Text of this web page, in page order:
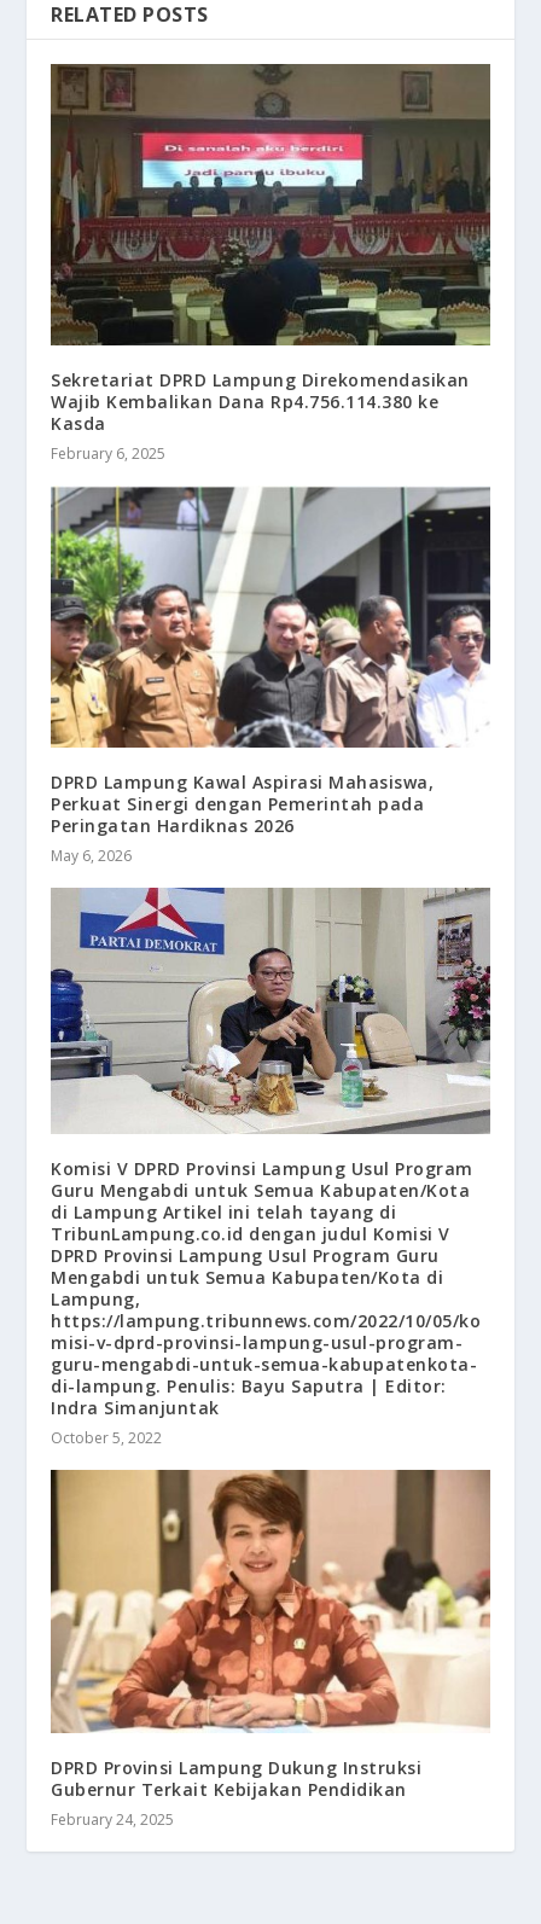
RELATED POSTS
Sekretariat DPRD Lampung Direkomendasikan
Wajib Kembalikan Dana Rp4.756.114.380 ke
Kasda
February 6, 2025
DPRD Lampung Kawal Aspirasi Mahasiswa,
Perkuat Sinergi dengan Pemerintah pada
Peringatan Hardiknas 2026
May 6, 2026
Komisi V DPRD Provinsi Lampung Usul Program
Guru Mengabdi untuk Semua Kabupaten/Kota
di Lampung Artikel ini telah tayang di
TribunLampung.co.id dengan judul Komisi V
DPRD Provinsi Lampung Usul Program Guru
Mengabdi untuk Semua Kabupaten/Kota di
Lampung,
https://lampung.tribunnews.com/2022/10/05/ko
misi-v-dprd-provinsi-lampung-usul-program-
guru-mengabdi-untuk-semua-kabupatenkota-
di-lampung. Penulis: Bayu Saputra | Editor:
Indra Simanjuntak
October 5, 2022
DPRD Provinsi Lampung Dukung Instruksi
Gubernur Terkait Kebijakan Pendidikan
February 24, 2025